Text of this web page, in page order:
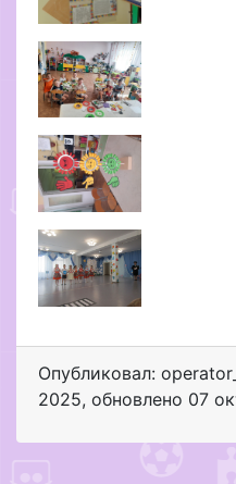
Опубликовал:
2025, обновлено 07